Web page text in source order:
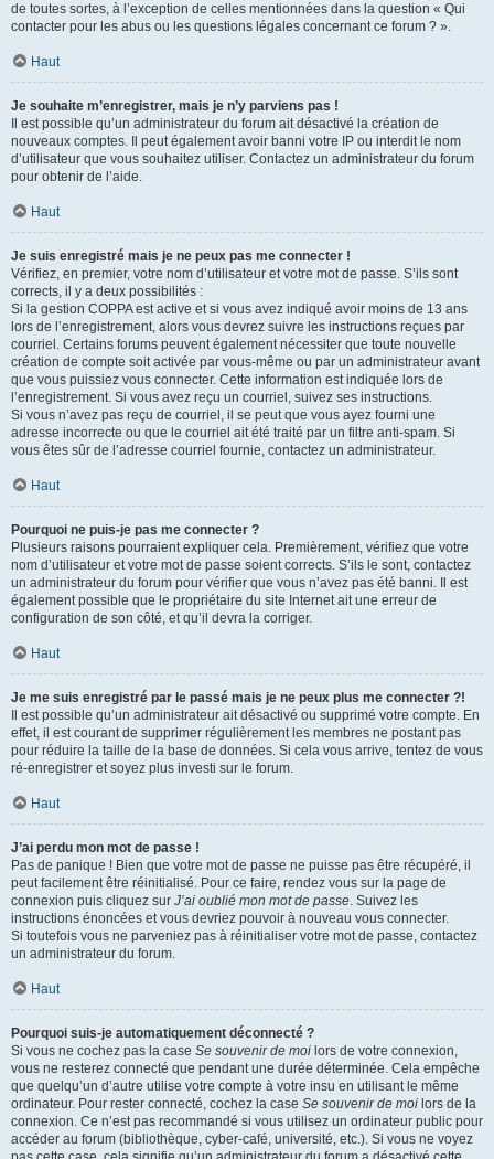
de toutes sortes, à l’exception de celles mentionnées dans la question « Qui
contacter pour les abus ou les questions légales concernant ce forum ? ».
Haut
Je souhaite m’enregistrer, mais je n’y parviens pas !
Il est possible qu’un administrateur du forum ait désactivé la création de
nouveaux comptes. Il peut également avoir banni votre IP ou interdit le nom
d’utilisateur que vous souhaitez utiliser. Contactez un administrateur du forum
pour obtenir de l’aide.
Haut
Je suis enregistré mais je ne peux pas me connecter !
Vérifiez, en premier, votre nom d’utilisateur et votre mot de passe. S’ils sont
corrects, il y a deux possibilités :
Si la gestion COPPA est active et si vous avez indiqué avoir moins de 13 ans
lors de l’enregistrement, alors vous devrez suivre les instructions reçues par
courriel. Certains forums peuvent également nécessiter que toute nouvelle
création de compte soit activée par vous-même ou par un administrateur avant
que vous puissiez vous connecter. Cette information est indiquée lors de
l’enregistrement. Si vous avez reçu un courriel, suivez ses instructions.
Si vous n’avez pas reçu de courriel, il se peut que vous ayez fourni une
adresse incorrecte ou que le courriel ait été traité par un filtre anti-spam. Si
vous êtes sûr de l’adresse courriel fournie, contactez un administrateur.
Haut
Pourquoi ne puis-je pas me connecter ?
Plusieurs raisons pourraient expliquer cela. Premièrement, vérifiez que votre
nom d’utilisateur et votre mot de passe soient corrects. S’ils le sont, contactez
un administrateur du forum pour vérifier que vous n’avez pas été banni. Il est
également possible que le propriétaire du site Internet ait une erreur de
configuration de son côté, et qu’il devra la corriger.
Haut
Je me suis enregistré par le passé mais je ne peux plus me connecter ?!
Il est possible qu’un administrateur ait désactivé ou supprimé votre compte. En
effet, il est courant de supprimer régulièrement les membres ne postant pas
pour réduire la taille de la base de données. Si cela vous arrive, tentez de vous
ré-enregistrer et soyez plus investi sur le forum.
Haut
J’ai perdu mon mot de passe !
Pas de panique ! Bien que votre mot de passe ne puisse pas être récupéré, il
peut facilement être réinitialisé. Pour ce faire, rendez vous sur la page de
connexion puis cliquez sur J’ai oublié mon mot de passe. Suivez les
instructions énoncées et vous devriez pouvoir à nouveau vous connecter.
Si toutefois vous ne parveniez pas à réinitialiser votre mot de passe, contactez
un administrateur du forum.
Haut
Pourquoi suis-je automatiquement déconnecté ?
Si vous ne cochez pas la case Se souvenir de moi lors de votre connexion,
vous ne resterez connecté que pendant une durée déterminée. Cela empêche
que quelqu’un d’autre utilise votre compte à votre insu en utilisant le même
ordinateur. Pour rester connecté, cochez la case Se souvenir de moi lors de la
connexion. Ce n’est pas recommandé si vous utilisez un ordinateur public pour
accéder au forum (bibliothèque, cyber-café, université, etc.). Si vous ne voyez